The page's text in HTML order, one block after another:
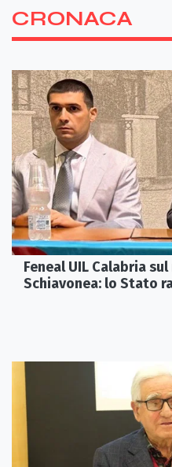
CRONACA
Feneal UIL Calabria
Schiavonea: lo Stato